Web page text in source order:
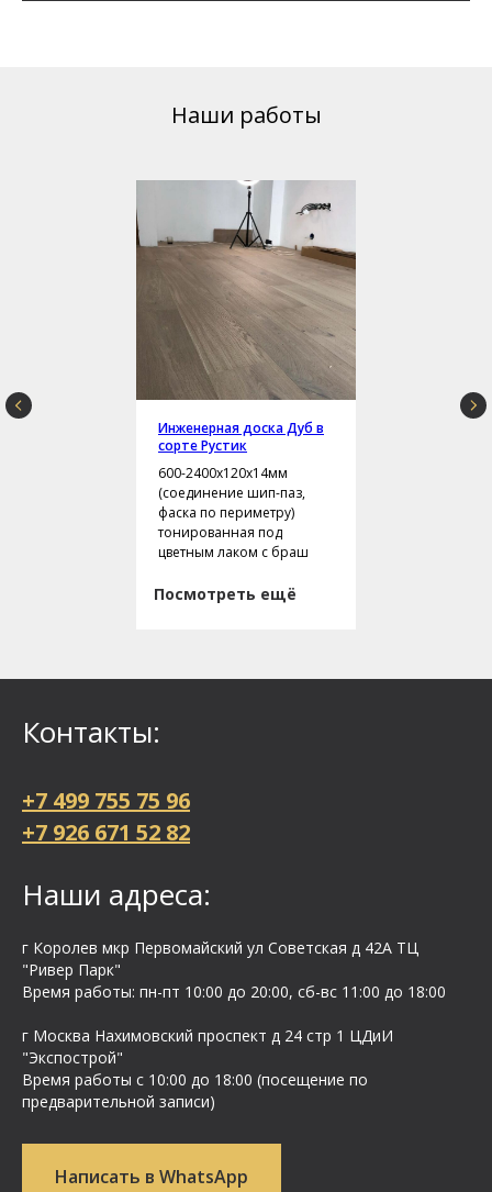
Наши работы
Инженерная доска Дуб в
сорте Рустик
600-2400х120х14мм
(соединение шип-паз,
фаска по периметру)
тонированная под
цветным лаком с браш
Посмотреть ещё
Контакты:
+7 499 755 75 96
+7 926 671 52 82
Наши адреса:
г Королев мкр Первомайский ул Cоветская д 42А ТЦ
"Ривер Парк"
Время работы: пн-пт 10:00 до 20:00, сб-вс 11:00 до 18:00
г Москва Нахимовский проспект д 24 стр 1 ЦДиИ
"Экспострой"
Время работы с 10:00 до 18:00 (посещение по
предварительной записи)
Написать в WhatsApp